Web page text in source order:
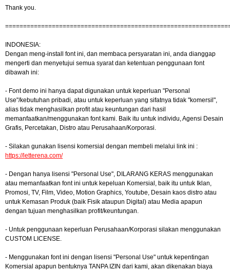
Thank you.
INDONESIA:
Dengan meng-install font ini, dan membaca persyaratan ini, anda dianggap
mengerti dan menyetujui semua syarat dan ketentuan penggunaan font
dibawah ini:
- Font demo ini hanya dapat digunakan untuk keperluan "Personal
Use"/kebutuhan pribadi, atau untuk keperluan yang sifatnya tidak "komersil",
alias tidak menghasilkan profit atau keuntungan dari hasil
memanfaatkan/menggunakan font kami. Baik itu untuk individu, Agensi Desain
Grafis, Percetakan, Distro atau Perusahaan/Korporasi.
- Silakan gunakan lisensi komersial dengan membeli melalui link ini :
https://letterena.com/
- Dengan hanya lisensi "Personal Use", DILARANG KERAS menggunakan
atau memanfaatkan font ini untuk kepeluan Komersial, baik itu untuk Iklan,
Promosi, TV, Film, Video, Motion Graphics, Youtube, Desain kaos distro atau
untuk Kemasan Produk (baik Fisik ataupun Digital) atau Media apapun
dengan tujuan menghasilkan profit/keuntungan.
- Untuk penggunaan keperluan Perusahaan/Korporasi silakan menggunakan
CUSTOM LICENSE.
- Menggunakan font ini dengan lisensi "Personal Use" untuk kepentingan
Komersial apapun bentuknya TANPA IZIN dari kami, akan dikenakan biaya